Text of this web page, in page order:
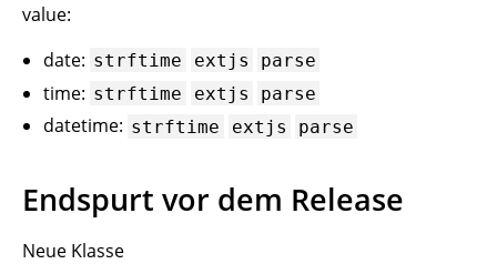
value:
date: strftime extjs parse
time: strftime extjs parse
datetime: strftime extjs parse
Endspurt vor dem Release
Neue Klasse